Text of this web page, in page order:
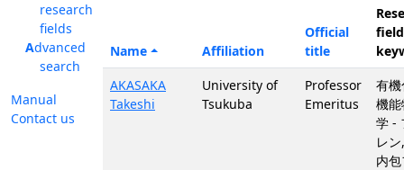
research
fields
Advanced
search
Manual
Contact us
Name Affiliation
Official
title
AKASAKA
Takeshi
University of
Tsukuba
Professor
Emeritus
有
機
学 -
レ
内